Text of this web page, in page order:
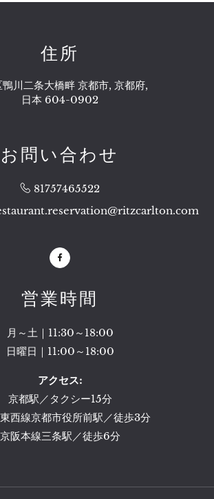
住所
川二条大橋畔 京都市, 京都府,
日本 604-0902
お問い合わせ
81757465522
Facebook
営業時間
月～土｜11:30～18:00
日曜日｜11:00～18:00
アクセス:
京都駅／タクシー15分
西線京都市役所前駅／徒歩3分
京阪本線三条駅／徒歩6分